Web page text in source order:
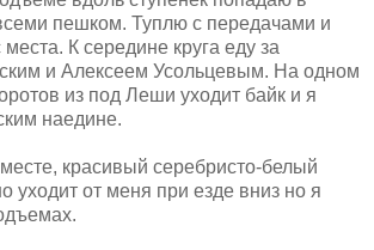
пешком. Туплю с передачами и
места. К середине круга еду за
и Алексеем Усольцевым. На одном
из под Леши уходит байк и я
наедине.
красивый серебристо-белый
уходит от меня при езде вниз но я